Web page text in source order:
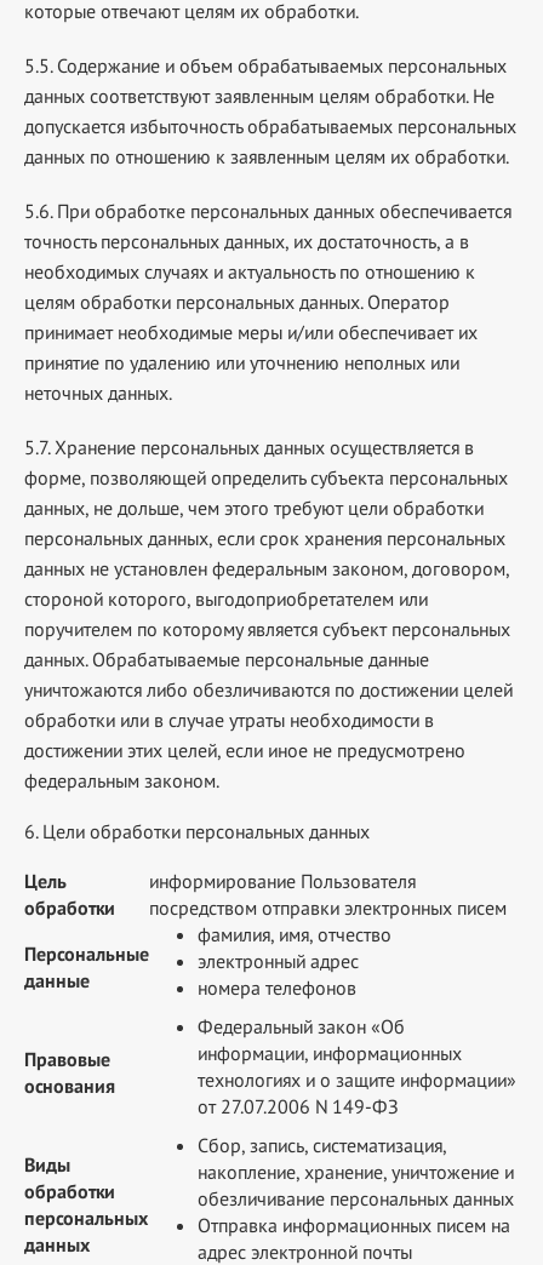
которые отвечают целям их обработки.
5.5. Содержание и объем обрабатываемых персональных
данных соответствуют заявленным целям обработки. Не
допускается избыточность обрабатываемых персональных
данных по отношению к заявленным целям их обработки.
5.6. При обработке персональных данных обеспечивается
точность персональных данных, их достаточность, а в
необходимых случаях и актуальность по отношению к
целям обработки персональных данных. Оператор
принимает необходимые меры и/или обеспечивает их
принятие по удалению или уточнению неполных или
неточных данных.
5.7. Хранение персональных данных осуществляется в
форме, позволяющей определить субъекта персональных
данных, не дольше, чем этого требуют цели обработки
персональных данных, если срок хранения персональных
данных не установлен федеральным законом, договором,
стороной которого, выгодоприобретателем или
поручителем по которому является субъект персональных
данных. Обрабатываемые персональные данные
уничтожаются либо обезличиваются по достижении целей
обработки или в случае утраты необходимости в
достижении этих целей, если иное не предусмотрено
федеральным законом.
6. Цели обработки персональных данных
Цель
обработки
информирование Пользователя
посредством отправки электронных писем
Персональные
данные
фамилия, имя, отчество
электронный адрес
номера телефонов
Правовые
основания
Федеральный закон «Об
информации, информационных
технологиях и о защите информации»
от 27.07.2006 N 149-ФЗ
Виды
обработки
персональных
данных
Сбор, запись, систематизация,
накопление, хранение, уничтожение и
обезличивание персональных данных
Отправка информационных писем на
адрес электронной почты